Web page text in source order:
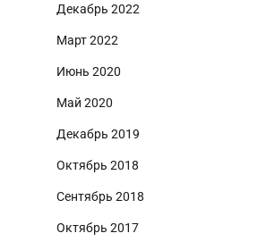
Декабрь 2022
Март 2022
Июнь 2020
Май 2020
Декабрь 2019
Октябрь 2018
Сентябрь 2018
Октябрь 2017